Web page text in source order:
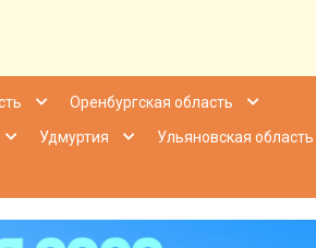
Оренбургская область
Удмуртия
Ульяновская область